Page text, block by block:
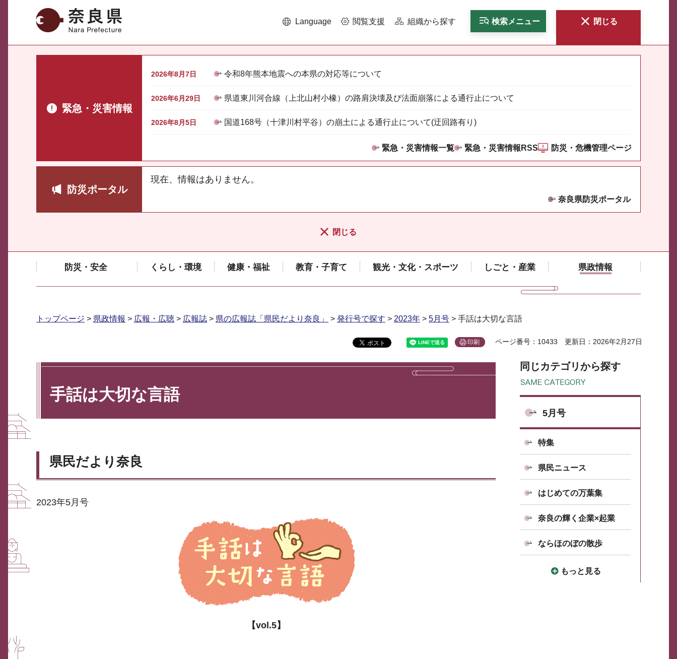
奈良県 Language 閲覧支援 組織から探す 検索メニュー 閉じる
緊急・災害情報
2026年8月7日 令和8年熊本地震への本県の対応等について
2026年6月29日 県道東川河合線（上北山村小橡）の路肩決壊及び法面崩落による通行止について
2026年8月5日 国道168号（十津川村平谷）の崩土による通行止について(迂回路有り)
緊急・災害情報一覧 緊急・災害情報RSS 防災・危機管理ページ
防災ポータル
現在、情報はありません。
奈良県防災ポータル
閉じる
防災・安全 くらし・環境 健康・福祉 教育・子育て 観光・文化・スポーツ しごと・産業 県政情報
トップページ > 県政情報 > 広報・広聴 > 広報誌 > 県の広報誌「県民だより奈良」 > 発行号で探す > 2023年 > 5月号 > 手話は大切な言語
印刷 ページ番号：10433 更新日：2026年2月27日
手話は大切な言語
県民だより奈良
2023年5月号
【vol.5】
同じカテゴリから探す
5月号
特集
県民ニュース
はじめての万葉集
奈良の輝く企業×起業
ならほのぼの散歩
もっと見る